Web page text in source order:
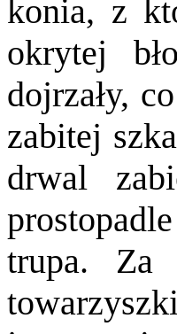
konia, z
okrytej
dojrzały,
zabitej
drwal
trupa. Za